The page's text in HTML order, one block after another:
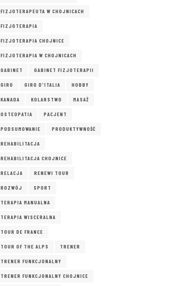
FIZJOTERAPEUTA W CHOJNICACH
FIZJOTERAPIA
FIZJOTERAPIA CHOJNICE
FIZJOTERAPIA W CHOJNICACH
GABINET GABINET FIZJOTERAPII
GIRO GIRO D'ITALIA HOBBY
KANADA KOLARSTWO MASAŻ
OSTEOPATIA PACJENT
PODSUMOWANIE PRODUKTYWNOŚĆ
REHABILITACJA
REHABILITACJA CHOJNICE
RELACJA RENEWI TOUR
ROZWÓJ SPORT
TERAPIA MANUALNA
TERAPIA WISCERALNA
TOUR DE FRANCE
TOUR OF THE ALPS TRENER
TRENER FUNKCJONALNY
TRENER FUNKCJONALNY CHOJNICE